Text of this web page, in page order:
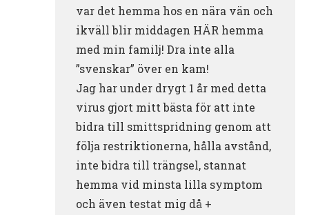
var det hemma hos en nära vän och
ikväll blir middagen HÄR hemma
med min familj! Dra inte alla
”svenskar” över en kam!
Jag har under drygt 1 år med detta
virus gjort mitt bästa för att inte
bidra till smittspridning genom att
följa restriktionerna, hålla avstånd,
inte bidra till trängsel, stannat
hemma vid minsta lilla symptom
och även testat mig då +